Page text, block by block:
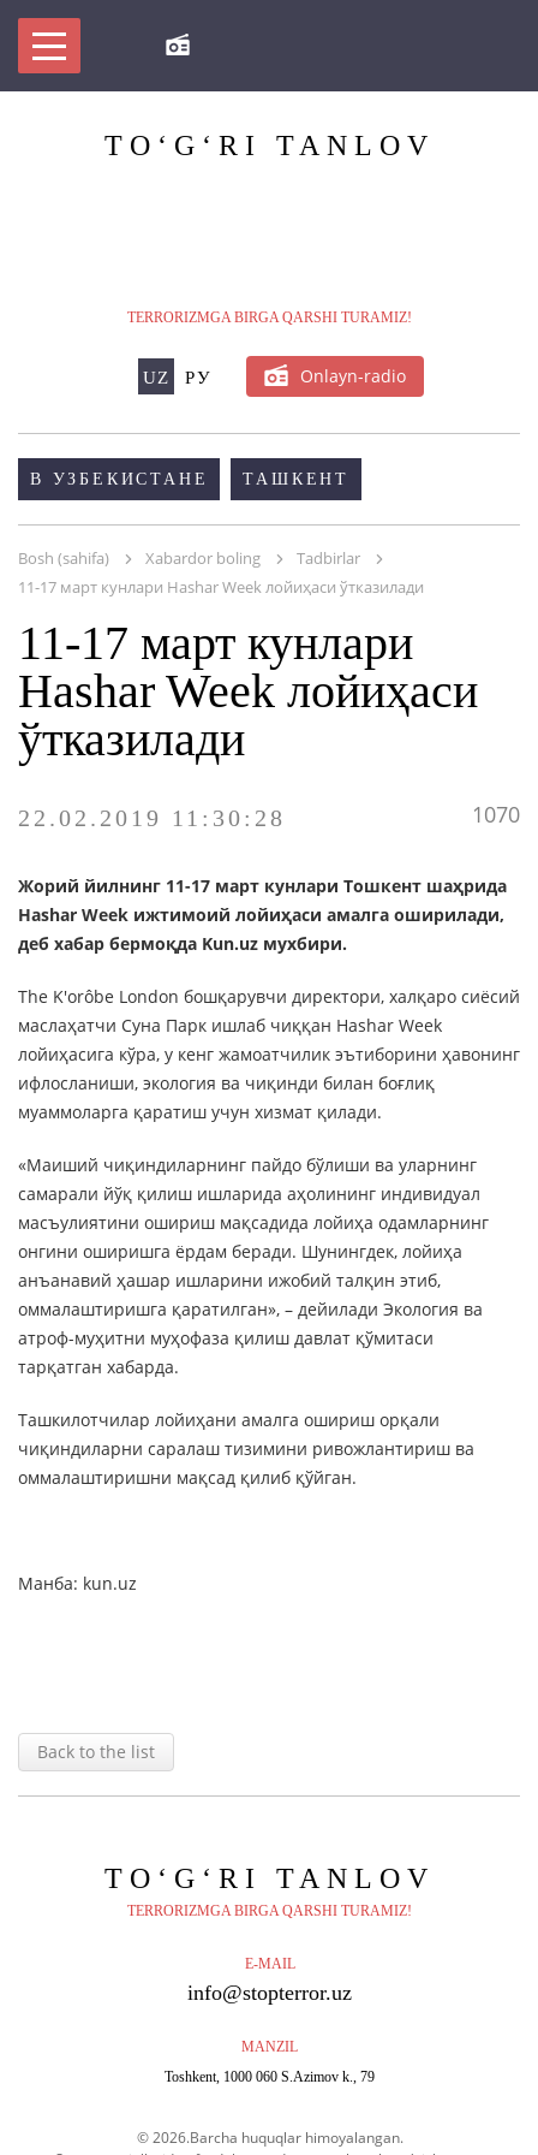
BIZ TERRORIZMGA QARSHI!
ONLAYN KONFERENTSIYA
NASHRLAR
ОNLAYN XIZMATLAR
TO‘G‘RI TANLOV
TERRORIZMGA BIRGA QARSHI TURAMIZ!
UZ РУ Onlayn-radio
В УЗБЕКИСТАНЕ ТАШКЕНТ
Bosh (sahifa) Xabardor boling
Tadbirlar
11-17 март кунлари Hashar Week лойиҳаси ўтказилади
11-17 март кунлари
Hashar Week лойиҳаси
ўтказилади
22.02.2019 11:30:28 1070
Жорий йилнинг 11-17 март кунлари Тошкент шаҳрида
Hashar Week ижтимоий лойиҳаси амалга оширилади,
деб хабар бермоқда Kun.uz мухбири.
The K'orôbe London бошқарувчи директори, халқаро сиёсий
маслаҳатчи Суна Парк ишлаб чиққан Hashar Week
лойиҳасига кўра, у кенг жамоатчилик эътиборини ҳавонинг
ифлосланиши, экология ва чиқинди билан боғлиқ
муаммоларга қаратиш учун хизмат қилади.
«Маиший чиқиндиларнинг пайдо бўлиши ва уларнинг
самарали йўқ қилиш ишларида аҳолининг индивидуал
масъулиятини ошириш мақсадида лойиҳа одамларнинг
онгини оширишга ёрдам беради. Шунингдек, лойиҳа
анъанавий ҳашар ишларини ижобий талқин этиб,
оммалаштиришга қаратилган», – дейилади Экология ва
атроф-муҳитни муҳофаза қилиш давлат қўмитаси
тарқатган хабарда.
Ташкилотчилар лойиҳани амалга ошириш орқали
чиқиндиларни саралаш тизимини ривожлантириш ва
оммалаштиришни мақсад қилиб қўйган.
Манба: kun.uz
Back to the list
TO‘G‘RITANLOV
TERRORIZMGA BIRGA QARSHI TURAMIZ!
E-MAIL
info@stopterror.uz
MANZIL
Toshkent, 1000 060 S.Azimov k., 79
© 2026.Barcha huquqlar himoyalangan.